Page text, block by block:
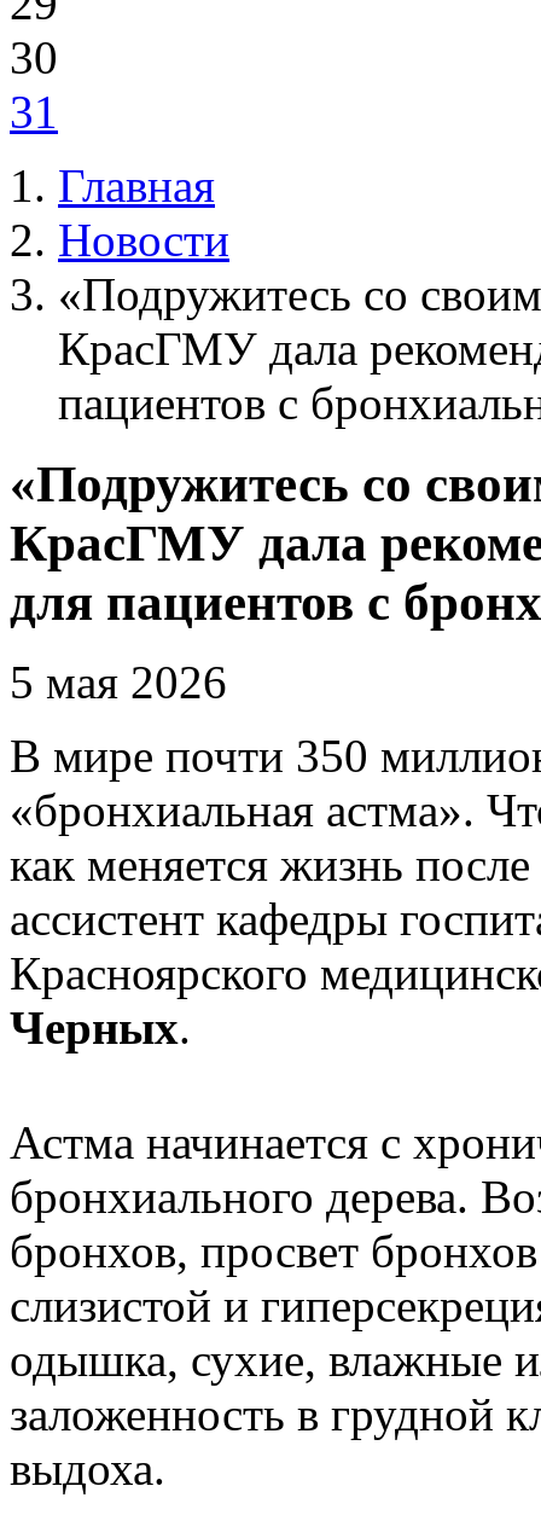
30
31
Главная
Новости
«Подружитесь со
КрасГМУ дала
пациентов с
«Подружитесь со
КрасГМУ дала
для пациентов с
5 мая 2026
В мире почти 350
«бронхиальная астма».
как меняется жизнь
ассистент кафедры
Красноярского
Черных.
Астма начинается с
бронхиального дерева.
бронхов, просвет
слизистой и
одышка, сухие, влажные
заложенность в грудной
выдоха.